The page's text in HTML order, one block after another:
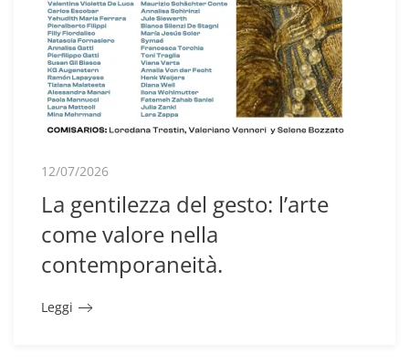
12/07/2026
La gentilezza del gesto: l’arte
come valore nella
contemporaneità.
Leggi